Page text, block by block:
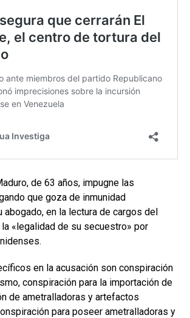
de 63 años, impugne las
que goza de inmunidad
abogado, en la lectura de cargos del
«legalidad de su secuestro» por
en la acusación son conspiración
conspiración para la importación de
de ametralladoras y artefactos
para poseer ametralladoras y